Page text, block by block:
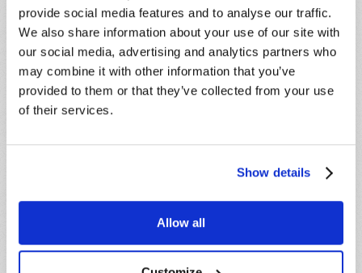
provide social media features and to analyse our traffic.
We also share information about your use of our site with
our social media, advertising and analytics partners who
may combine it with other information that you’ve
provided to them or that they’ve collected from your use
of their services.
Show details
Allow all
vuole rinunciare alla partecipazione, pur avendo già
effettuato il pagamento, dovrà darne
comunicazione scritta entro e non oltre 5 giorni
antecedenti la data di inizio del corso,
indipendentemente dalla motivazione della
rinuncia. L’importo corrisposto sarà convertito in
credito formativo, utilizzabile entro l’anno solare di
10, n. 20) del D.P.R. 26 ottobre 1972, n. 633.
Ente formatore: